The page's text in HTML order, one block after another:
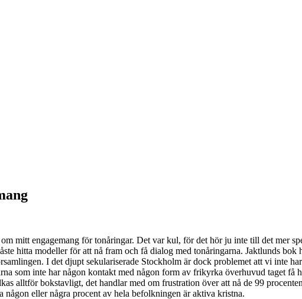
mitt engagemang för tonåringar. Det var kul, för det hör ju inte till det mer
hitta modeller för att nå fram och få dialog med tonåringarna. Jaktlunds
I det djupt sekulariserade Stockholm är dock problemet att vi inte
som inte har någon kontakt med någon form av frikyrka överhuvud taget få
alltför bokstavligt, det handlar med om frustration över att nå de 99
eller några procent av hela befolkningen är aktiva kristna.